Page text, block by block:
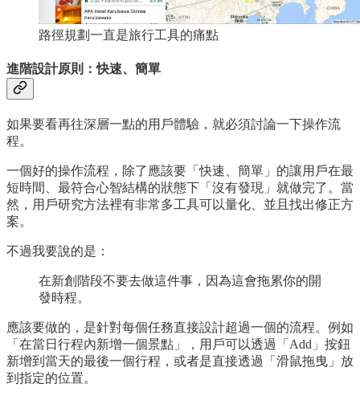
路徑規劃一直是旅行工具的痛點
進階設計原則：快速、簡單
如果要看再往深層一點的用戶體驗，就必須討論一下操作流
程。
一個好的操作流程，除了應該要「快速、簡單」的讓用戶在最
短時間、最符合心智結構的狀態下「沒有發現」就做完了。當
然，用戶研究方法裡有非常多工具可以量化、並且找出修正方
案。
不過我要說的是：
在新創階段不要去做這件事，因為這會拖累你的開
發時程。
應該要做的，是針對每個任務直接設計超過一個的流程。例如
「在當日行程內新增一個景點」，用戶可以透過「Add」按鈕
新增到當天的最後一個行程，或者是直接透過「滑鼠拖曳」放
到指定的位置。